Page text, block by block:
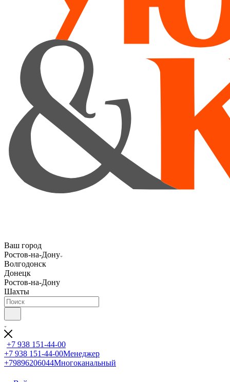
Ваш город
Ростов-на-Дону
Волгодонск
Донецк
Ростов-на-Дону
Шахты
+7 938 151-44-00
+7 938 151-44-00Менеджер
+79896206044Многоканальный